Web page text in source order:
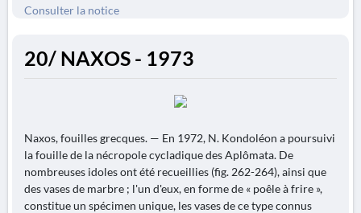
Consulter la notice
20/ NAXOS - 1973
Naxos, fouilles grecques. — En 1972, N. Kondoléon a poursuivi
la fouille de la nécropole cycladique des Aplômata. De
nombreuses idoles ont été recueillies (fig. 262-264), ainsi que
des vases de marbre ; l'un d'eux, en forme de « poêle à frire »,
constitue un spécimen unique, les vases de ce type connus